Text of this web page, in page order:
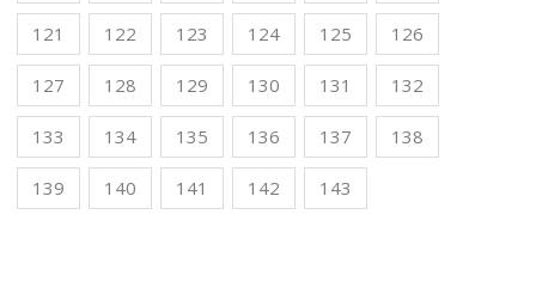
121 122 123 124 125 126
127 128 129 130 131 132
133 134 135 136 137 138
139 140 141 142 143